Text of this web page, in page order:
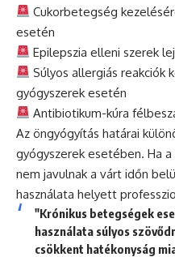
Cukorbetegség
esetén
Epilepszia elleni szerek
Súlyos allergiás reakciók
gyógyszerek esetén
Antibiotikum-kúra
Az öngyógyítás határai
gyógyszerek esetében. Ha
nem javulnak a várt időn
használata helyett
"Krónikus betegségek
használata súlyos
csökkent hatékonyság